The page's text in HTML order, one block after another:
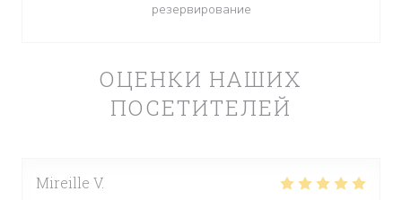
ОЦЕНКИ НАШИХ
ПОСЕТИТЕЛЕЙ
Mireille V
резервирование